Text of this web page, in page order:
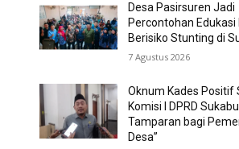
Desa Pasirsuren Jadi
Percontohan Edukasi
Berisiko Stunting di
7 Agustus 2026
Oknum Kades Positif
Komisi I DPRD
Tamparan bagi
Desa”